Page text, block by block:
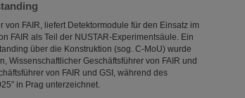
von FAIR, liefert Detektormodule für den Einsatz im
FAIR als Teil der NUSTAR-Experimentsäule. Ein
über die Konstruktion (sog. C-MoU) wurde
Wissenschaftlicher Geschäftsführer von FAIR und
von FAIR und GSI, während des
in Prag unterzeichnet.